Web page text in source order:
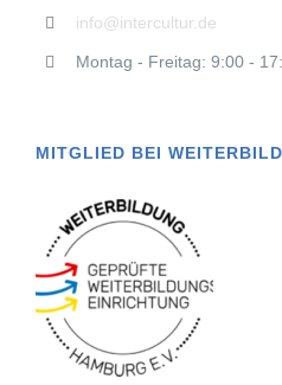
info@intercultur.de
Montag - Freitag: 9:00 -
MITGLIED BEI